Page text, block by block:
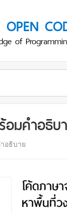
of
อมคำอธิบ
อธิบาย
โค้ดภาษ
หาพื้นที่ว